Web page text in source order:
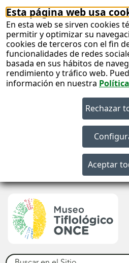
Esta página web usa
En esta web se sirven cookies
permitir y optimizar su
cookies de terceros con el fin
funcionalidades de redes
basada en sus hábitos de
rendimiento y tráfico web.
información en nuestra
Buscar